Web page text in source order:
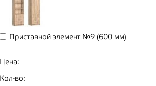
Приставной элемент №9 (600 мм)
Цена:
Кол-во: